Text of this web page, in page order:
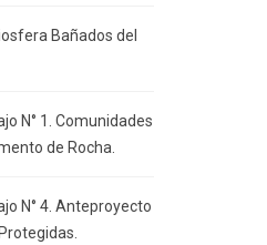
Bañados del
N° 1. Comunidades
de Rocha.
N° 4. Anteproyecto